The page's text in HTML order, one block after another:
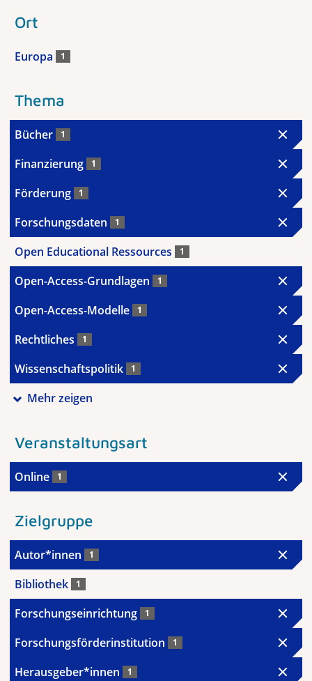
Ort
Europa 1
Thema
Bücher 1
Finanzierung 1
Förderung 1
Forschungsdaten 1
Open Educational Ressources 1
Open-Access-Grundlagen 1
Open-Access-Modelle 1
Rechtliches 1
Wissenschaftspolitik 1
Mehr zeigen
Veranstaltungsart
Online 1
Zielgruppe
Autor*innen 1
Bibliothek 1
Forschungseinrichtung 1
Forschungsförderinstitution 1
Herausgeber*innen 1